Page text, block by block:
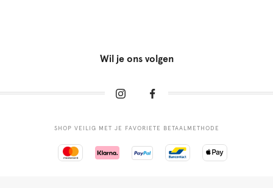
Wil je ons volgen
SHOP VEILIG MET JE FAVORIETE BETAALMETHODE